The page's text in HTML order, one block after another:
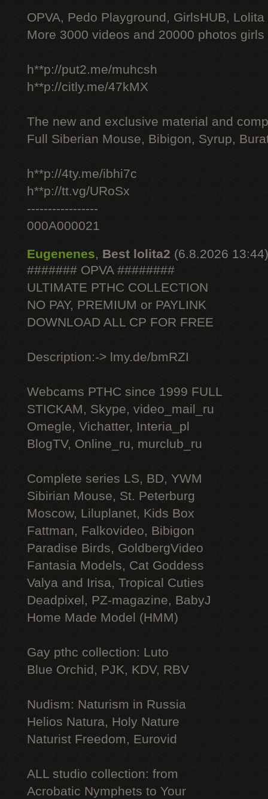
OPVA, Pedo Playground, GirlsHUB, Lolita
More 3000 videos and 20000 photos
h**p://put2.me/muhcsh
h**p://citly.me/47kMX
The new and exclusive material and
Full Siberian Mouse, Bibigon, Syrup,
h**p://4ty.me/ibhi7c
h**p://tt.vg/URoSx
-----------------
000A000021
Eugenenes, Best lolita2 (6.8.2026 13:44)
####### OPVA ########
ULTIMATE РТНС COLLECTION
NO PAY, PREMIUM or PAYLINK
DOWNLOAD ALL СР FOR FREE
Description:-> lmy.de/bmRZI
Webcams РТНС since 1999 FULL
STICKAM, Skype, video_mail_ru
Omegle, Vichatter, Interia_pl
BlogTV, Online_ru, murclub_ru
Complete series LS, BD, YWM
Sibirian Mouse, St. Peterburg
Moscow, Liluplanet, Kids Box
Fattman, Falkovideo, Bibigon
Paradise Birds, GoldbergVideo
Fantasia Models, Cat Goddess
Valya and Irisa, Tropical Cuties
Deadpixel, PZ-magazine, BabyJ
Home Made Model (HMM)
Gay рthс collection: Luto
Blue Orchid, PJK, KDV, RBV
Nudism: Naturism in Russia
Helios Natura, Holy Nature
Naturist Freedom, Eurovid
ALL studio collection: from
Acrobatic Nymрhеts to Your